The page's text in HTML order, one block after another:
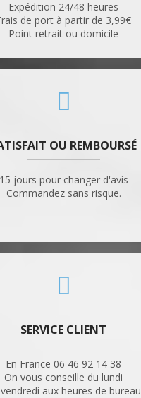
Expédition 24/48 heures
de port à partir de 3,99€
Point retrait ou domicile
OU REMBOURSÉ
15 jours pour changer d'avis
Commandez sans risque.
SERVICE CLIENT
En France 06 46 92 14 38
On vous conseille du lundi
aux heures de bureau